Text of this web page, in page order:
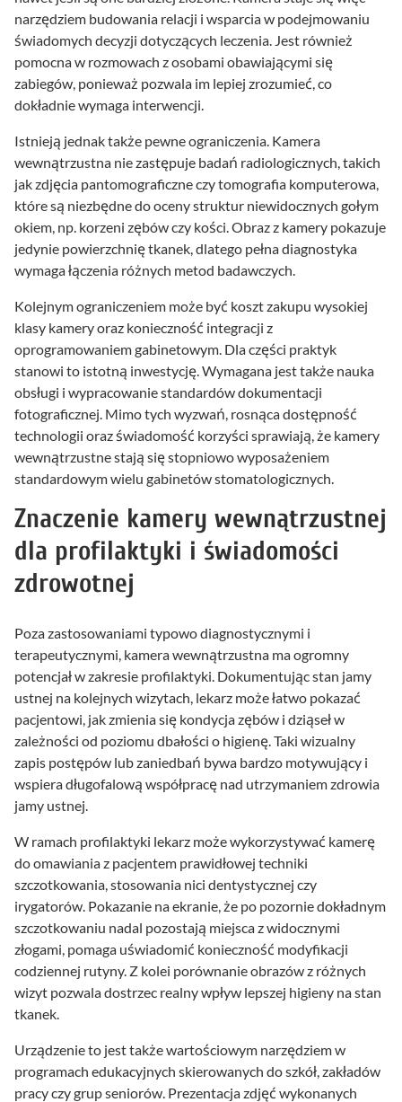
narzędziem budowania relacji i wsparcia w podejmowaniu
świadomych decyzji dotyczących leczenia. Jest również
pomocna w rozmowach z osobami obawiającymi się
zabiegów, ponieważ pozwala im lepiej zrozumieć, co
dokładnie wymaga interwencji.
Istnieją jednak także pewne ograniczenia. Kamera
wewnątrzustna nie zastępuje badań radiologicznych, takich
jak zdjęcia pantomograficzne czy tomografia komputerowa,
które są niezbędne do oceny struktur niewidocznych gołym
okiem, np. korzeni zębów czy kości. Obraz z kamery pokazuje
jedynie powierzchnię tkanek, dlatego pełna diagnostyka
wymaga łączenia różnych metod badawczych.
Kolejnym ograniczeniem może być koszt zakupu wysokiej
klasy kamery oraz konieczność integracji z
oprogramowaniem gabinetowym. Dla części praktyk
stanowi to istotną inwestycję. Wymagana jest także nauka
obsługi i wypracowanie standardów dokumentacji
fotograficznej. Mimo tych wyzwań, rosnąca dostępność
technologii oraz świadomość korzyści sprawiają, że kamery
wewnątrzustne stają się stopniowo wyposażeniem
standardowym wielu gabinetów stomatologicznych.
Znaczenie kamery wewnątrzustnej
dla profilaktyki i świadomości
zdrowotnej
Poza zastosowaniami typowo diagnostycznymi i
terapeutycznymi, kamera wewnątrzustna ma ogromny
potencjał w zakresie profilaktyki. Dokumentując stan jamy
ustnej na kolejnych wizytach, lekarz może łatwo pokazać
pacjentowi, jak zmienia się kondycja zębów i dziąseł w
zależności od poziomu dbałości o higienę. Taki wizualny
zapis postępów lub zaniedbań bywa bardzo motywujący i
wspiera długofalową współpracę nad utrzymaniem zdrowia
jamy ustnej.
W ramach profilaktyki lekarz może wykorzystywać kamerę
do omawiania z pacjentem prawidłowej techniki
szczotkowania, stosowania nici dentystycznej czy
irygatorów. Pokazanie na ekranie, że po pozornie dokładnym
szczotkowaniu nadal pozostają miejsca z widocznymi
złogami, pomaga uświadomić konieczność modyfikacji
codziennej rutyny. Z kolei porównanie obrazów z różnych
wizyt pozwala dostrzec realny wpływ lepszej higieny na stan
tkanek.
Urządzenie to jest także wartościowym narzędziem w
programach edukacyjnych skierowanych do szkół, zakładów
pracy czy grup seniorów. Prezentacja zdjęć wykonanych